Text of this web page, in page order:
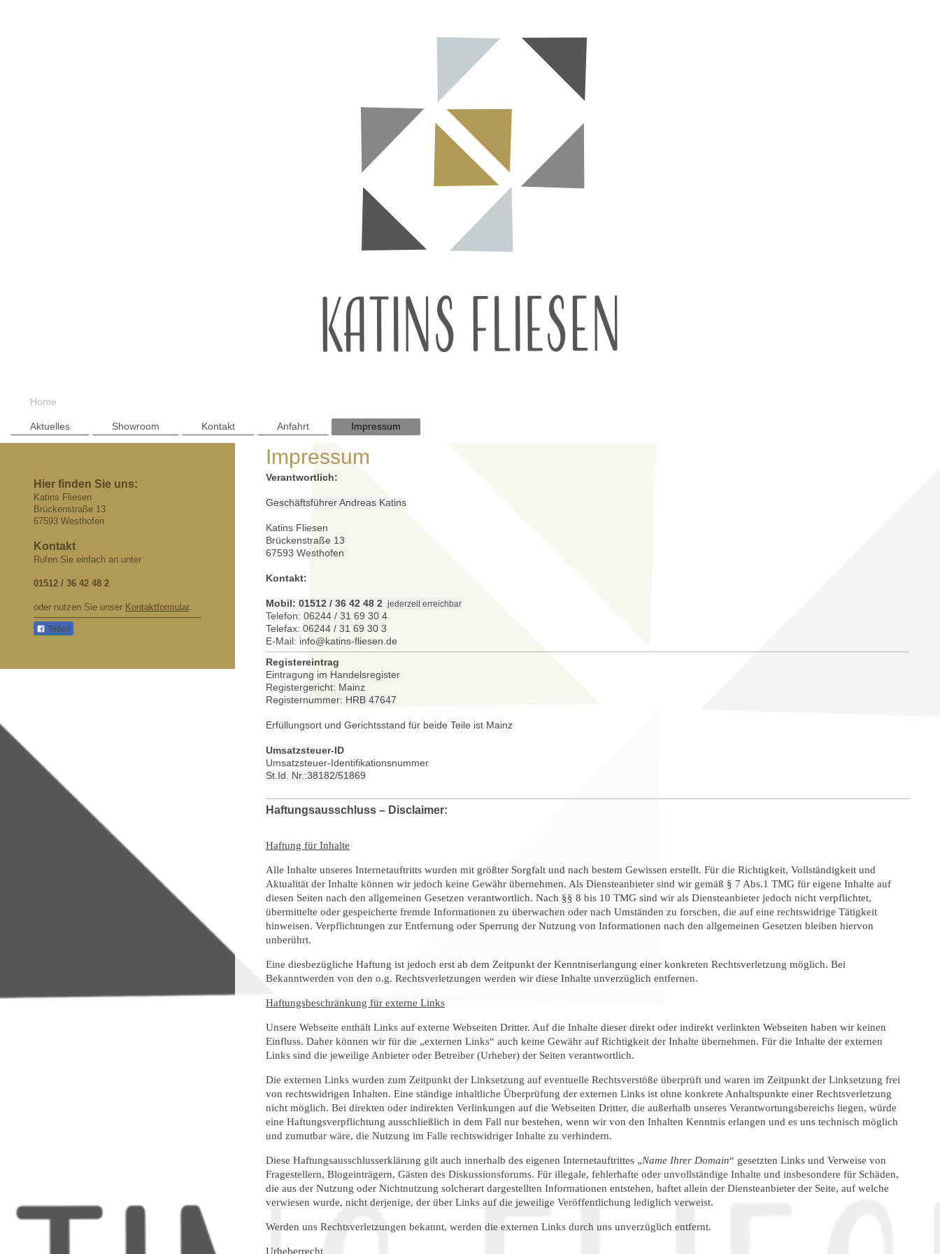
Home
Aktuelles Showroom Kontakt Anfahrt Impressum
Impressum
Verantwortlich:
Geschäftsführer Andreas Katins
Katins Fliesen
Brückenstraße 13
67593 Westhofen
Kontakt:
Mobil: 01512 / 36 42 48 2 jederzeit erreichbar
Telefon: 06244 / 31 69 30 4
Telefax: 06244 / 31 69 30 3
E-Mail: info@katins-fliesen.de
Registereintrag
Eintragung im Handelsregister
Registergericht: Mainz
Registernummer: HRB 47647
Erfüllungsort und Gerichtsstand für beide Teile ist Mainz
Umsatzsteuer-ID
Umsatzsteuer-Identifikationsnummer
St.Id. Nr.:38182/51869
Haftungsausschluss – Disclaimer:
Haftung für Inhalte
Alle Inhalte unseres Internetauftritts wurden mit größter Sorgfalt und nach bestem Gewissen erstellt. Für die Richtigkeit, Vollständigkeit und
Aktualität der Inhalte können wir jedoch keine Gewähr übernehmen. Als Diensteanbieter sind wir gemäß § 7 Abs.1 TMG für eigene Inhalte auf
diesen Seiten nach den allgemeinen Gesetzen verantwortlich. Nach §§ 8 bis 10 TMG sind wir als Diensteanbieter jedoch nicht verpflichtet,
übermittelte oder gespeicherte fremde Informationen zu überwachen oder nach Umständen zu forschen, die auf eine rechtswidrige Tätigkeit
hinweisen. Verpflichtungen zur Entfernung oder Sperrung der Nutzung von Informationen nach den allgemeinen Gesetzen bleiben hiervon
unberührt.
Eine diesbezügliche Haftung ist jedoch erst ab dem Zeitpunkt der Kenntniserlangung einer konkreten Rechtsverletzung möglich. Bei
Bekanntwerden von den o.g. Rechtsverletzungen werden wir diese Inhalte unverzüglich entfernen.
Haftungsbeschränkung für externe Links
Unsere Webseite enthält Links auf externe Webseiten Dritter. Auf die Inhalte dieser direkt oder indirekt verlinkten Webseiten haben wir keinen
Einfluss. Daher können wir für die „externen Links“ auch keine Gewähr auf Richtigkeit der Inhalte übernehmen. Für die Inhalte der externen
Links sind die jeweilige Anbieter oder Betreiber (Urheber) der Seiten verantwortlich.
Die externen Links wurden zum Zeitpunkt der Linksetzung auf eventuelle Rechtsverstöße überprüft und waren im Zeitpunkt der Linksetzung frei
von rechtswidrigen Inhalten. Eine ständige inhaltliche Überprüfung der externen Links ist ohne konkrete Anhaltspunkte einer Rechtsverletzung
nicht möglich. Bei direkten oder indirekten Verlinkungen auf die Webseiten Dritter, die außerhalb unseres Verantwortungsbereichs liegen, würde
eine Haftungsverpflichtung ausschließlich in dem Fall nur bestehen, wenn wir von den Inhalten Kenntnis erlangen und es uns technisch möglich
und zumutbar wäre, die Nutzung im Falle rechtswidriger Inhalte zu verhindern.
Diese Haftungsausschlusserklärung gilt auch innerhalb des eigenen Internetauftrittes „Name Ihrer Domain“ gesetzten Links und Verweise von
Fragestellern, Blogeinträgern, Gästen des Diskussionsforums. Für illegale, fehlerhafte oder unvollständige Inhalte und insbesondere für Schäden,
die aus der Nutzung oder Nichtnutzung solcherart dargestellten Informationen entstehen, haftet allein der Diensteanbieter der Seite, auf welche
verwiesen wurde, nicht derjenige, der über Links auf die jeweilige Veröffentlichung lediglich verweist.
Werden uns Rechtsverletzungen bekannt, werden die externen Links durch uns unverzüglich entfernt.
Urheberrecht
Hier finden Sie uns:
Katins Fliesen
Brückenstraße 13
67593 Westhofen
Kontakt
Rufen Sie einfach an unter
01512 / 36 42 48 2
oder nutzen Sie unser Kontaktformular.
Teilen